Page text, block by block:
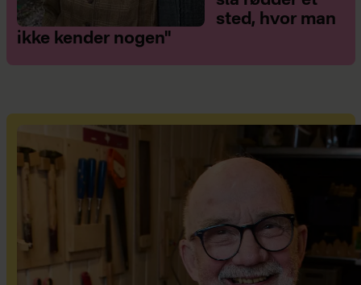
sted, hvor man
ikke kender nogen"